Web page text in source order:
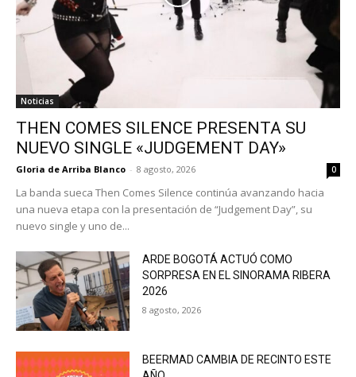
Noticias
THEN COMES SILENCE PRESENTA SU
NUEVO SINGLE «JUDGEMENT DAY»
Gloria de Arriba Blanco - 8 agosto, 2026 0
La banda sueca Then Comes Silence continúa avanzando hacia
una nueva etapa con la presentación de “Judgement Day”, su
nuevo single y uno de...
ARDE BOGOTÁ ACTUÓ COMO
SORPRESA EN EL SINORAMA RIBERA
2026
8 agosto, 2026
BEERMAD CAMBIA DE RECINTO ESTE